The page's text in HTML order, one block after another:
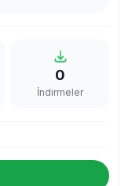
0
İndirmeler